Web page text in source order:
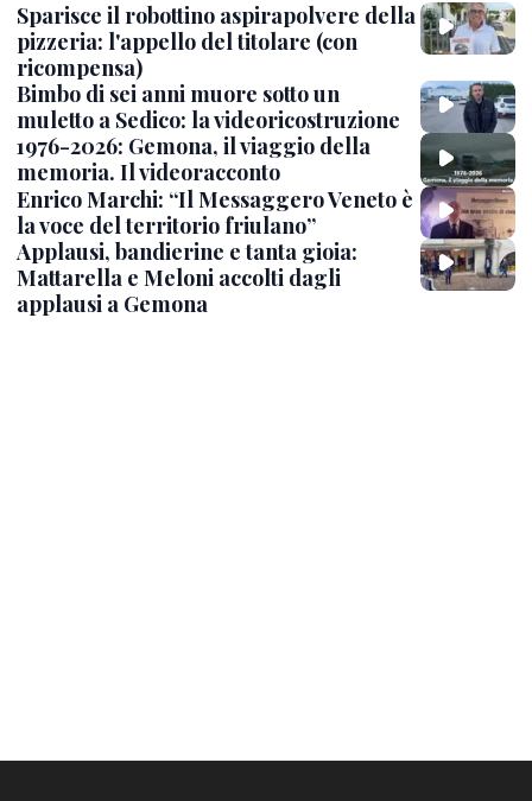
Sparisce il robottino aspirapolvere della
pizzeria: l'appello del titolare (con
ricompensa)
Bimbo di sei anni muore sotto un
muletto a Sedico: la videoricostruzione
1976-2026: Gemona, il viaggio della
memoria. Il videoracconto
Enrico Marchi: “Il Messaggero Veneto è
la voce del territorio friulano”
Applausi, bandierine e tanta gioia:
Mattarella e Meloni accolti dagli
applausi a Gemona